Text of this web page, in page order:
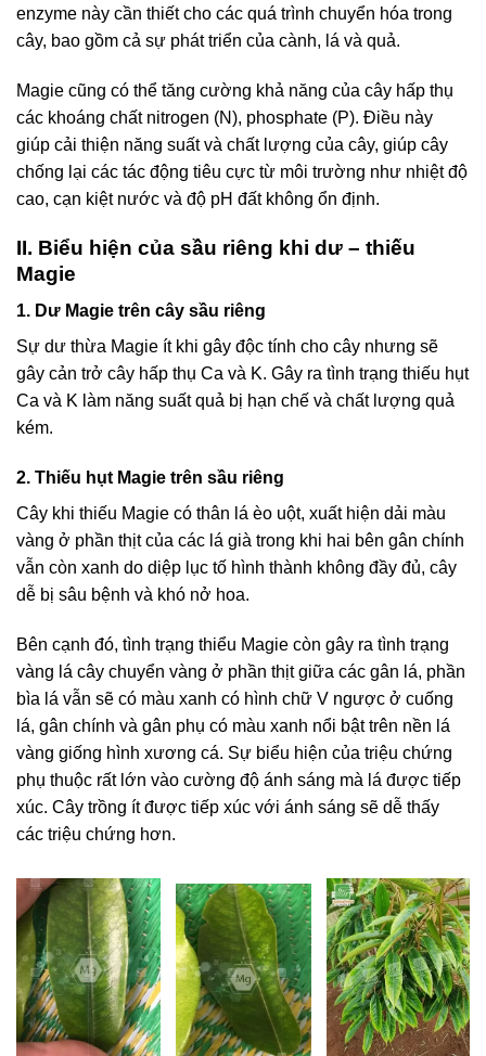
enzyme này cần thiết cho các quá trình chuyển hóa trong
cây, bao gồm cả sự phát triển của cành, lá và quả.
Magie cũng có thể tăng cường khả năng của cây hấp thụ
các khoáng chất nitrogen (N), phosphate (P). Điều này
giúp cải thiện năng suất và chất lượng của cây, giúp cây
chống lại các tác động tiêu cực từ môi trường như nhiệt độ
cao, cạn kiệt nước và độ pH đất không ổn định.
II. Biểu hiện của sầu riêng khi dư – thiếu
Magie
1. Dư Magie trên cây sầu riêng
Sự dư thừa Magie ít khi gây độc tính cho cây nhưng sẽ
gây cản trở cây hấp thụ Ca và K. Gây ra tình trạng thiếu hụt
Ca và K làm năng suất quả bị hạn chế và chất lượng quả
kém.
2. Thiếu hụt Magie trên sầu riêng
Cây khi thiếu Magie có thân lá èo uột, xuất hiện dải màu
vàng ở phần thịt của các lá già trong khi hai bên gân chính
vẫn còn xanh do diệp lục tố hình thành không đầy đủ, cây
dễ bị sâu bệnh và khó nở hoa.
Bên cạnh đó, tình trạng thiểu Magie còn gây ra tình trạng
vàng lá cây chuyển vàng ở phần thịt giữa các gân lá, phần
bìa lá vẫn sẽ có màu xanh có hình chữ V ngược ở cuống
lá, gân chính và gân phụ có màu xanh nổi bật trên nền lá
vàng giống hình xương cá. Sự biểu hiện của triệu chứng
phụ thuộc rất lớn vào cường độ ánh sáng mà lá được tiếp
xúc. Cây trồng ít được tiếp xúc với ánh sáng sẽ dễ thấy
các triệu chứng hơn.